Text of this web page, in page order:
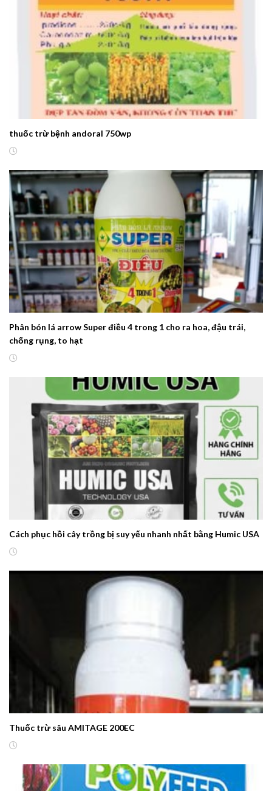
thuốc trừ bệnh andoral 750wp
Phân bón lá arrow Super điều 4 trong 1 cho ra hoa, đậu trái,
chống rụng, to hạt
Cách phục hồi cây trồng bị suy yếu nhanh nhất bằng Humic USA
Thuốc trừ sâu AMITAGE 200EC